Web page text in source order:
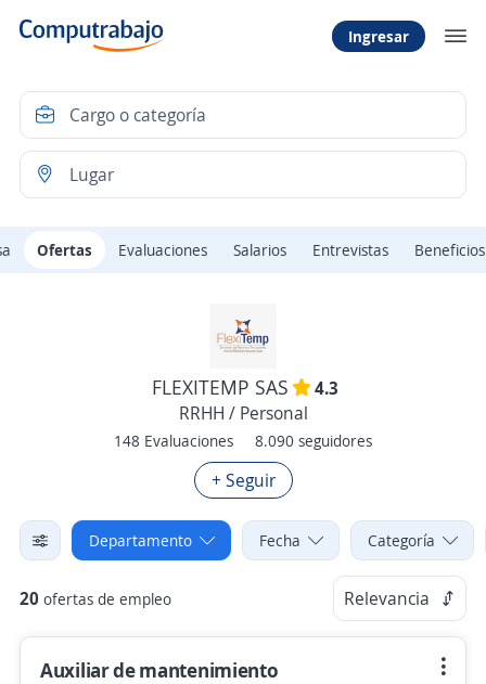
Ingresar
Ofertas Evaluaciones Salarios Entrevistas Beneficios
FLEXITEMP SAS
4.3
RRHH / Personal
148 Evaluaciones 8.090 seguidores
+ Seguir
Departamento Fecha Categoría
20 ofertas de empleo Relevancia
Auxiliar de mantenimiento